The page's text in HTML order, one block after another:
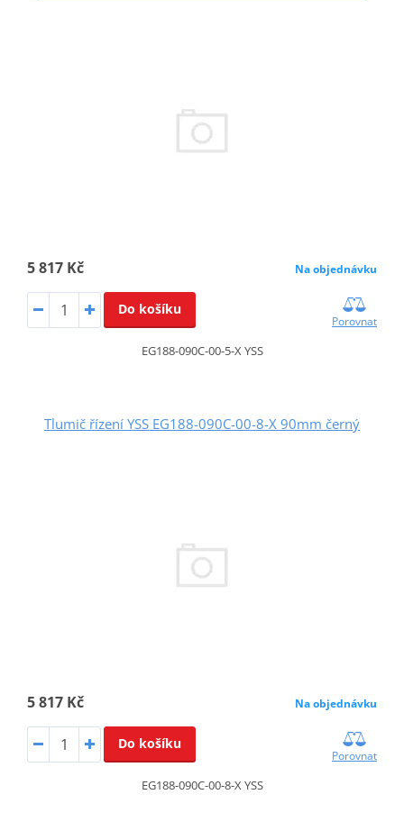
5 817 Kč Na objednávku
Do košíku
Porovnat
EG188-090C-00-5-X YSS
Tlumič řízení YSS EG188-090C-00-8-X 90mm černý
5 817 Kč Na objednávku
Do košíku
Porovnat
EG188-090C-00-8-X YSS